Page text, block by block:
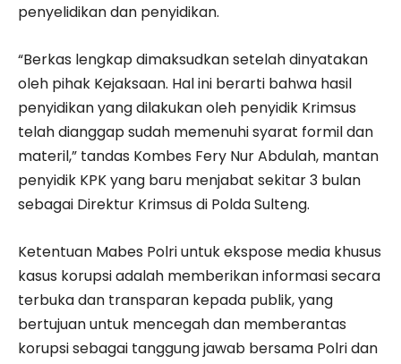
penyelidikan dan penyidikan.
“Berkas lengkap dimaksudkan setelah dinyatakan
oleh pihak Kejaksaan. Hal ini berarti bahwa hasil
penyidikan yang dilakukan oleh penyidik Krimsus
telah dianggap sudah memenuhi syarat formil dan
materil,” tandas Kombes Fery Nur Abdulah, mantan
penyidik KPK yang baru menjabat sekitar 3 bulan
sebagai Direktur Krimsus di Polda Sulteng.
Ketentuan Mabes Polri untuk ekspose media khusus
kasus korupsi adalah memberikan informasi secara
terbuka dan transparan kepada publik, yang
bertujuan untuk mencegah dan memberantas
korupsi sebagai tanggung jawab bersama Polri dan